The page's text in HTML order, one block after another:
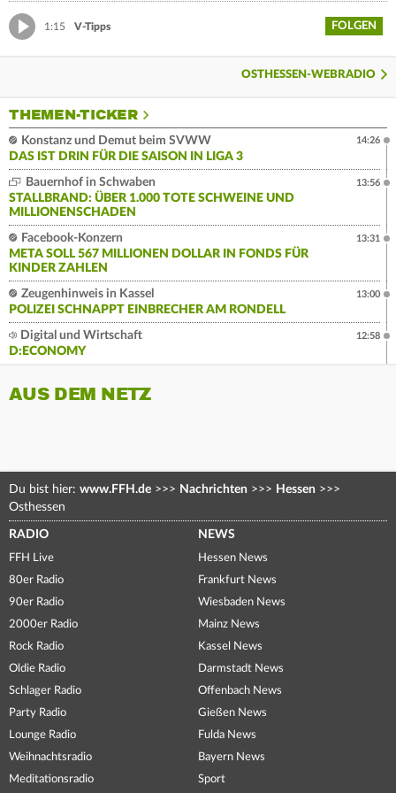
1:15 V-Tipps FOLGEN
OSTHESSEN-WEBRADIO
THEMEN-TICKER
Konstanz und Demut beim SVWW
DAS IST DRIN FÜR DIE SAISON IN LIGA 3
14:26
Bauernhof in Schwaben
STALLBRAND: ÜBER 1.000 TOTE SCHWEINE UND
MILLIONENSCHADEN
13:56
Facebook-Konzern
META SOLL 567 MILLIONEN DOLLAR IN FONDS FÜR
KINDER ZAHLEN
13:31
Zeugenhinweis in Kassel
POLIZEI SCHNAPPT EINBRECHER AM RONDELL
13:00
Digital und Wirtschaft
D:ECONOMY
12:58
AUS DEM NETZ
Du bist hier: www.FFH.de >>> Nachrichten >>> Hessen >>>
Osthessen
RADIO
FFH Live
80er Radio
90er Radio
2000er Radio
Rock Radio
Oldie Radio
Schlager Radio
Party Radio
Lounge Radio
Weihnachtsradio
Meditationsradio
NEWS
Hessen News
Frankfurt News
Wiesbaden News
Mainz News
Kassel News
Darmstadt News
Offenbach News
Gießen News
Fulda News
Bayern News
Sport